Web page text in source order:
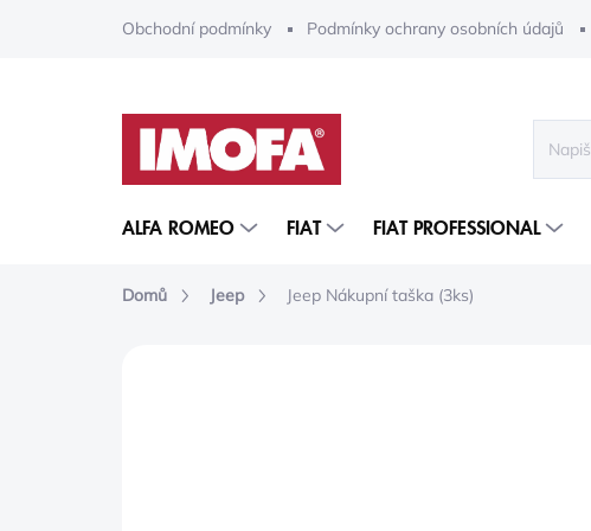
Obchodní podmínky Podmínky ochrany osobních údajů
ALFA ROMEO FIAT FIAT PROFESSIONAL
Domů Jeep Jeep Nákupní taška (3ks)